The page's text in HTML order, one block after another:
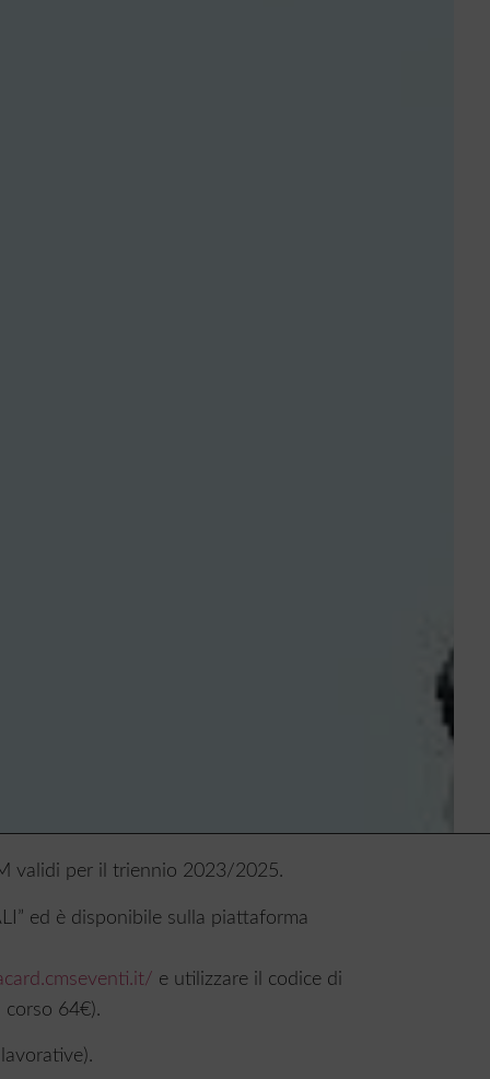
validi per il triennio 2023/2025.
ed è disponibile sulla piattaforma
e utilizzare il codice di
corso 64€).